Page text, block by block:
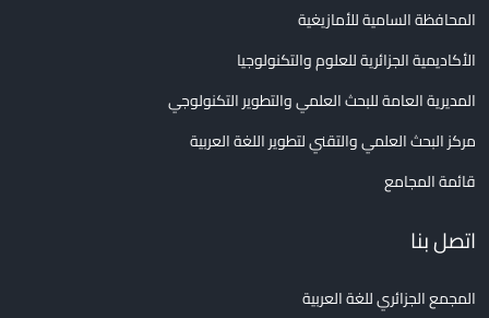
المحافظة السامية للأمازيغية
الأكاديمية الجزائرية للعلوم والتكنولوجيا
المديرية العامة للبحث العلمي والتطوير التكنولوجي
مركز البحث العلمي والتقني لتطوير اللغة العربية
قائمة المجامع
اتصل بنا
المجمع الجزائري للغة العربية